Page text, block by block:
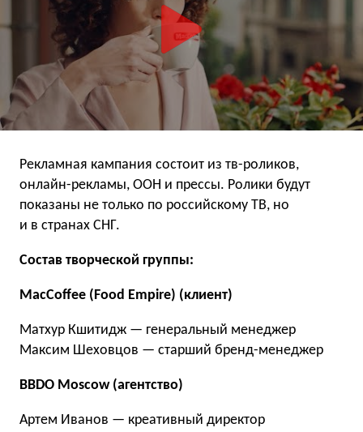
Рекламная кампания состоит из тв-роликов,
онлайн-рекламы, ООН и прессы. Ролики будут
показаны не только по российскому ТВ, но
и в странах СНГ.
Состав творческой группы:
MacCoffee (Food Empire) (клиент)
Матхур Кшитидж — генеральный менеджер
Максим Шеховцов — старший бренд-менеджер
BBDO Moscow (агентство)
Артем Иванов — креативный директор